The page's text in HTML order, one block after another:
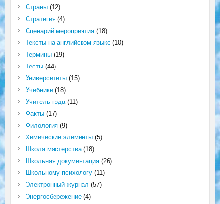
Страны(12)
Стратегия(4)
Сценарий мероприятия(18)
Тексты на английском языке(10)
Термины(19)
Тесты(44)
Университеты(15)
Учебники(18)
Учитель года(11)
Факты(17)
Филология(9)
Химические элементы(5)
Школа мастерства(18)
Школьная документация(26)
Школьному психологу(11)
Электронный журнал (57)
Энергосбережение(4)